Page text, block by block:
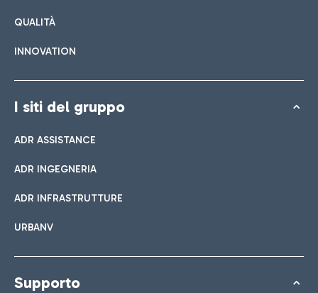
QUALITÀ
INNOVATION
I siti del gruppo
ADR ASSISTANCE
ADR INGEGNERIA
ADR INFRASTRUTTURE
URBANV
Supporto